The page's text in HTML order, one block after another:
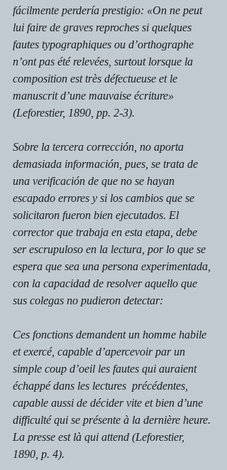
fácilmente perdería prestigio: «On ne peut
lui faire de graves reproches si quelques
fautes typographiques ou d’orthographe
n’ont pas été relevées, surtout lorsque la
composition est très défectueuse et le
manuscrit d’une mauvaise écriture»
(Leforestier, 1890, pp. 2-3).
Sobre la tercera corrección, no aporta
demasiada información, pues, se trata de
una verificación de que no se hayan
escapado errores y si los cambios que se
solicitaron fueron bien ejecutados. El
corrector que trabaja en esta etapa, debe
ser escrupuloso en la lectura, por lo que se
espera que sea una persona experimentada,
con la capacidad de resolver aquello que
sus colegas no pudieron detectar:
Ces fonctions demandent un homme habile
et exercé, capable d’apercevoir par un
simple coup d’oeil les fautes qui auraient
échappé dans les lectures  précédentes,
capable aussi de décider vite et bien d’une
difficulté qui se présente à la dernière heure.
La presse est là qui attend (Leforestier,
1890, p. 4).